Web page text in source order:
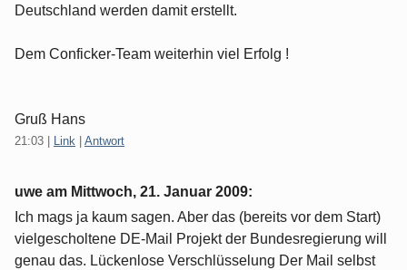
Deutschland werden damit erstellt.
Dem Conficker-Team weiterhin viel Erfolg !
Gruß Hans
21:03 Link Antwort
uwe am Mittwoch, 21. Januar 2009:
Ich mags ja kaum sagen. Aber das (bereits vor dem Start)
vielgescholtene DE-Mail Projekt der Bundesregierung will
genau das. Lückenlose Verschlüsselung Der Mail selbst